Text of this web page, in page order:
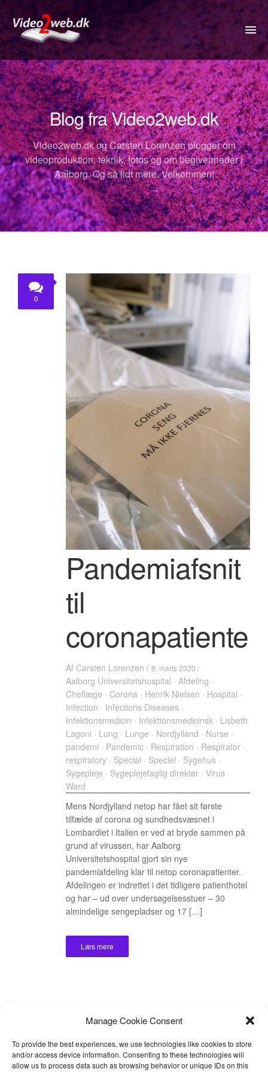
Manage Cookie Consent
To provide the best experiences, we use technologies like cookies to store
and/or access device information. Consenting to these technologies will
allow us to process data such as browsing behavior or unique IDs on this
VIDEO
DRONE
360VIDEO
KOMMUNIKATION
FOTOS
REJSETIP
OM
KONTAKT
Blog fra Video2web.dk
Video2web.dk og Carsten Lorenzen blogger om
videoproduktion, teknik, fotos og om begivenheder i
Aalborg. Og så lidt mere. Velkommen!
0
Pandemiafsnit
til
coronapatienter
Af Carsten Lorenzen / 8. marts 2020 /
Aalborg Universitetshospital · Afdeling ·
Cheflæge · Corona · Henrik Nielsen · Hospital ·
Infection · Infections Diseases ·
Infektionsmedicin · Infektionsmedicinsk · Lisbeth
Lagoni · Lung · Lunge · Nordjylland · Nurse ·
pandemi · Pandemic · Respiration · Respirator ·
respiratory · Special · Speciel · Sygehus ·
Sygepleje · Sygeplejefaglig direktør · Virus ·
Ward
Mens Nordjylland netop har fået sit første
tilfælde af corona og sundhedsvæsnet i
Lombardiet i Italien er ved at bryde sammen på
grund af virussen, har Aalborg
Universitetshospital gjort sin nye
pandemiafdeling klar til netop coronapatienter.
Afdelingen er indrettet i det tidligere patienthotel
og har – ud over undersøgelsesstuer – 30
almindelige sengepladser og 17 […]
Læs mere